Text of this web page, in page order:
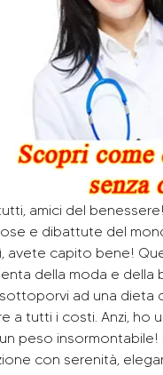
amici del
e dibattute del
avete capito bene!
della moda e della
ad una dieta
a tutti i costi. Anzi, ho
peso
con serenità,